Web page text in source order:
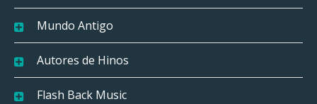
Mundo Antigo
Autores de Hinos
Flash Back Music